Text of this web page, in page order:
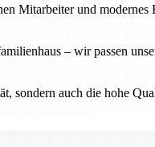
Mitarbeiter und modernes
– wir passen
sondern auch die hohe